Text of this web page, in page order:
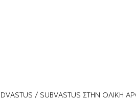
/ SUBVASTUS ΣΤΗΝ ΟΛΙΚΉ